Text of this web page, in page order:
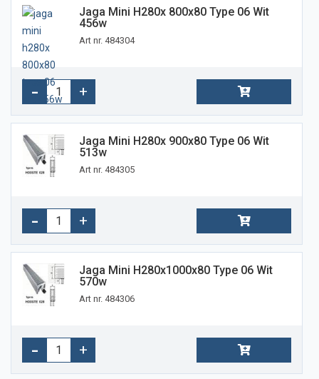
Jaga Mini H280x 800x80 Type 06 Wit
456w
Art nr. 484304
Jaga Mini H280x 900x80 Type 06 Wit
513w
Art nr. 484305
Jaga Mini H280x1000x80 Type 06 Wit
570w
Art nr. 484306